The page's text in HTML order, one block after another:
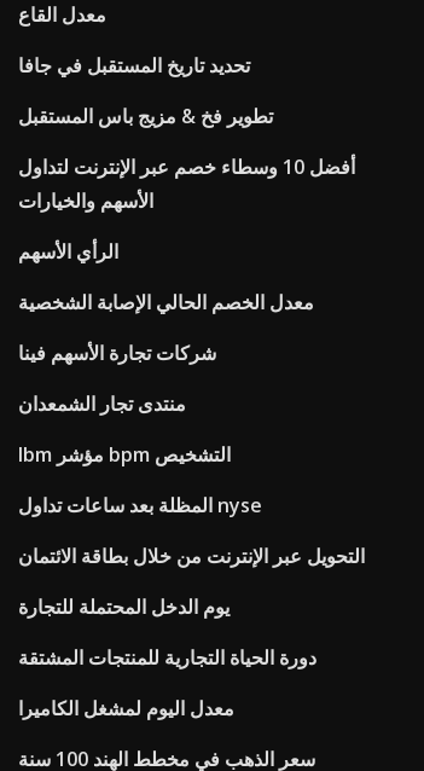
معدل القاع
تحديد تاريخ المستقبل في جافا
تطوير فخ & مزيج باس المستقبل
أفضل 10 وسطاء خصم عبر الإنترنت لتداول
الأسهم والخيارات
الرأي الأسهم
معدل الخصم الحالي الإصابة الشخصية
شركات تجارة الأسهم فينا
منتدى تجار الشمعدان
Ibm مؤشر bpm التشخيص
المظلة بعد ساعات تداول nyse
التحويل عبر الإنترنت من خلال بطاقة الائتمان
يوم الدخل المحتملة للتجارة
دورة الحياة التجارية للمنتجات المشتقة
معدل اليوم لمشغل الكاميرا
سعر الذهب في مخطط الهند 100 سنة